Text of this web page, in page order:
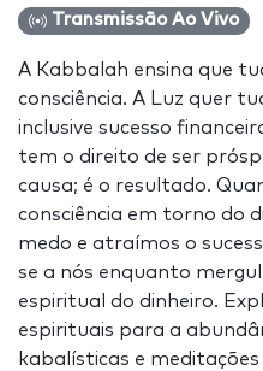
Transmissão Ao Vivo
A Kabbalah ensina que
consciência. A Luz quer
inclusive sucesso
tem o direito de ser
causa; é o resultado.
consciência em torno do
medo e atraímos o
se a nós enquanto
espiritual do dinheiro.
espirituais para a
kabalísticas e